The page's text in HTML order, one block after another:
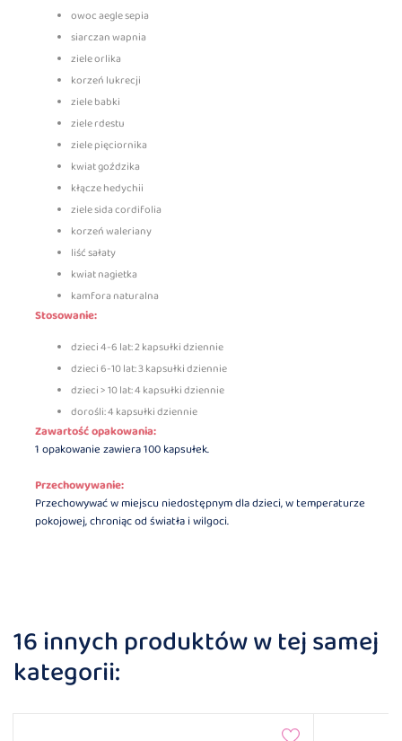
owoc aegle sepia
siarczan wapnia
ziele orlika
korzeń lukrecji
ziele babki
ziele rdestu
ziele pięciornika
kwiat goździka
kłącze hedychii
ziele sida cordifolia
korzeń waleriany
liść sałaty
kwiat nagietka
kamfora naturalna
Stosowanie:
dzieci 4-6 lat: 2 kapsułki dziennie
dzieci 6-10 lat: 3 kapsułki dziennie
dzieci > 10 lat: 4 kapsułki dziennie
dorośli: 4 kapsułki dziennie
Zawartość opakowania:
1 opakowanie zawiera 100 kapsułek.
Przechowywanie:
Przechowywać w miejscu niedostępnym dla dzieci, w temperaturze
pokojowej, chroniąc od światła i wilgoci.
16 innych produktów w tej samej
kategorii: